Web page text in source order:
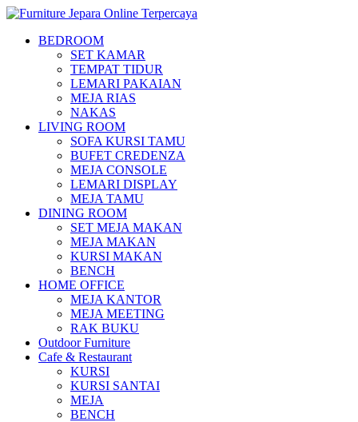
BEDROOM
SET KAMAR
TEMPAT TIDUR
LEMARI PAKAIAN
MEJA RIAS
NAKAS
LIVING ROOM
SOFA KURSI TAMU
BUFET CREDENZA
MEJA CONSOLE
LEMARI DISPLAY
MEJA TAMU
DINING ROOM
SET MEJA MAKAN
MEJA MAKAN
KURSI MAKAN
BENCH
HOME OFFICE
MEJA KANTOR
MEJA MEETING
RAK BUKU
Outdoor Furniture
Cafe & Restaurant
KURSI
KURSI SANTAI
MEJA
BENCH